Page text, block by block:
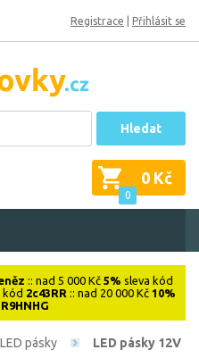
Registrace Přihlásit se
Hledat
0
0 Kč
:: nad 5 000 Kč 5% sleva kód
kód 2c43RR :: nad 20 000 Kč 10%
R9HNHG
LED pásky LED pásky 12V